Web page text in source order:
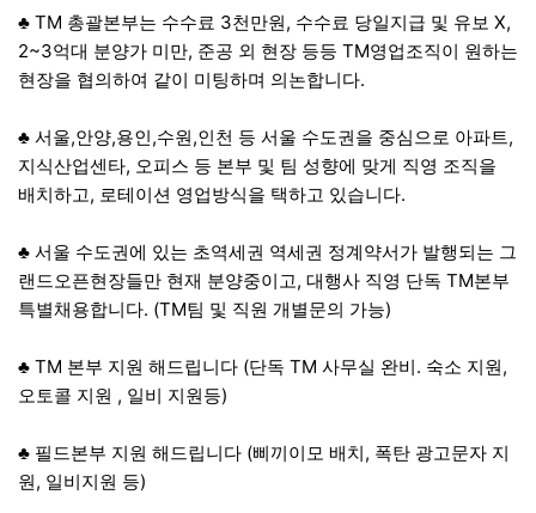
♣ TM 총괄본부는 수수료 3천만원, 수수료 당일지급 및 유보 X,
2~3억대 분양가 미만, 준공 외 현장 등등 TM영업조직이 원하는
현장을 협의하여 같이 미팅하며 의논합니다.
♣ 서울,안양,용인,수원,인천 등 서울 수도권을 중심으로 아파트,
지식산업센타, 오피스 등 본부 및 팀 성향에 맞게 직영 조직을
배치하고, 로테이션 영업방식을 택하고 있습니다.
♣ 서울 수도권에 있는 초역세권 역세권 정계약서가 발행되는 그
랜드오픈현장들만 현재 분양중이고, 대행사 직영 단독 TM본부
특별채용합니다. (TM팀 및 직원 개별문의 가능)
♣ TM 본부 지원 해드립니다 (단독 TM 사무실 완비. 숙소 지원,
오토콜 지원 , 일비 지원등)
♣ 필드본부 지원 해드립니다 (삐끼이모 배치, 폭탄 광고문자 지
원, 일비지원 등)